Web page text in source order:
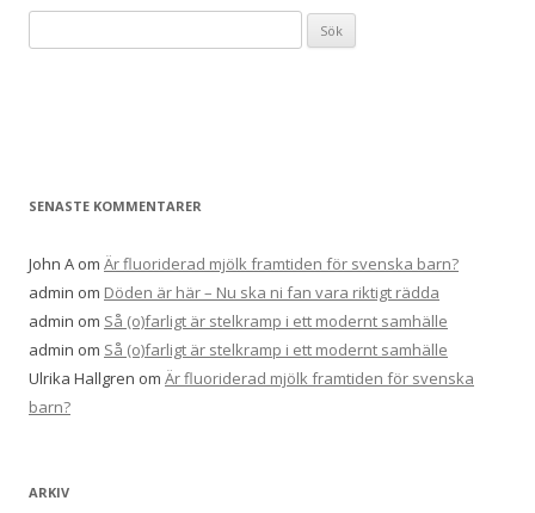
efter:
SENASTE KOMMENTARER
John A om Är fluoriderad mjölk framtiden för svenska barn?
admin om Döden är här – Nu ska ni fan vara riktigt rädda
admin om Så (o)farligt är stelkramp i ett modernt samhälle
admin om Så (o)farligt är stelkramp i ett modernt samhälle
Ulrika Hallgren om Är fluoriderad mjölk framtiden för svenska
barn?
ARKIV